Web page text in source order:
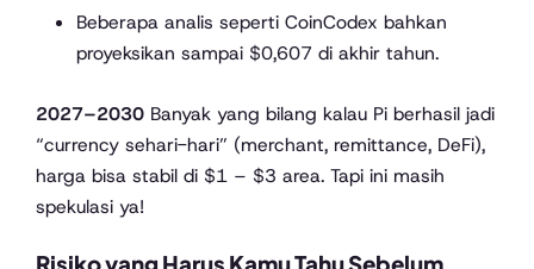
Beberapa analis seperti CoinCodex bahkan
proyeksikan sampai $0,607 di akhir tahun.
2027–2030 Banyak yang bilang kalau Pi berhasil jadi
“currency sehari-hari” (merchant, remittance, DeFi),
harga bisa stabil di $1 – $3 area. Tapi ini masih
spekulasi ya!